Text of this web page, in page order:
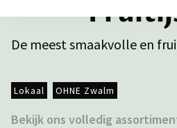
De meest smaakvolle en
Lokaal OHNE Zwalm
Bekijk ons volledig